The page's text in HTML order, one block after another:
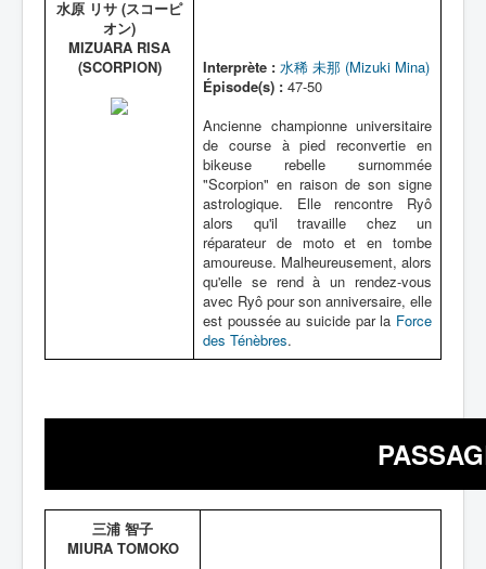
水原 リサ (スコーピ
オン)
MIZUARA RISA
(SCORPION)
Interprète : 水稀 未那 (Mizuki Mina)
Épisode(s) : 47-50
Ancienne championne universitaire
de course à pied reconvertie en
bikeuse rebelle surnommée
"Scorpion" en raison de son signe
astrologique. Elle rencontre Ryô
alors qu'il travaille chez un
réparateur de moto et en tombe
amoureuse. Malheureusement, alors
qu'elle se rend à un rendez-vous
avec Ryô pour son anniversaire, elle
est poussée au suicide par la Force
des Ténèbres.
三浦 智子
MIURA TOMOKO